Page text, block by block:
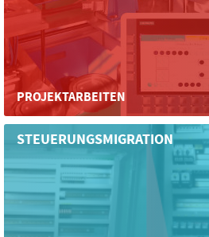
PROJEKTARBEITEN
STEUERUNGSMIGRATION